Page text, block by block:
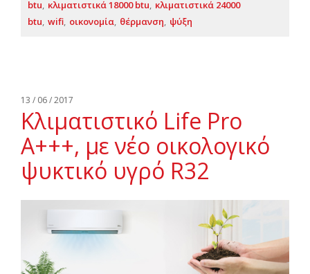
btu κλιματιστικά 18000 btu κλιματιστικά 24000
btu wifi οικονομία θέρμανση ψύξη
13 / 06 / 2017
Κλιματιστικό Life Pro
Α+++, με νέο οικολογικό
ψυκτικό υγρό R32